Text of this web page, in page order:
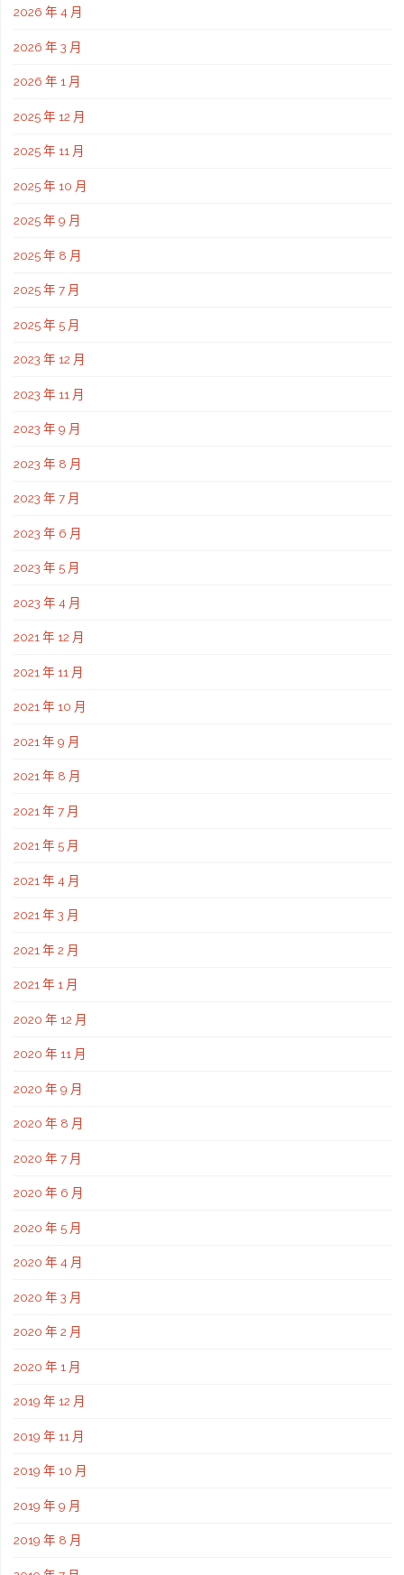
2026 年 4 月
2026 年 3 月
2026 年 1 月
2025 年 12 月
2025 年 11 月
2025 年 10 月
2025 年 9 月
2025 年 8 月
2025 年 7 月
2025 年 5 月
2023 年 12 月
2023 年 11 月
2023 年 9 月
2023 年 8 月
2023 年 7 月
2023 年 6 月
2023 年 5 月
2023 年 4 月
2021 年 12 月
2021 年 11 月
2021 年 10 月
2021 年 9 月
2021 年 8 月
2021 年 7 月
2021 年 5 月
2021 年 4 月
2021 年 3 月
2021 年 2 月
2021 年 1 月
2020 年 12 月
2020 年 11 月
2020 年 9 月
2020 年 8 月
2020 年 7 月
2020 年 6 月
2020 年 5 月
2020 年 4 月
2020 年 3 月
2020 年 2 月
2020 年 1 月
2019 年 12 月
2019 年 11 月
2019 年 10 月
2019 年 9 月
2019 年 8 月